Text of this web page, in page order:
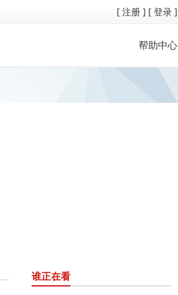
[ 注册 ] [ 登录 ]
帮助中心
谁正在看